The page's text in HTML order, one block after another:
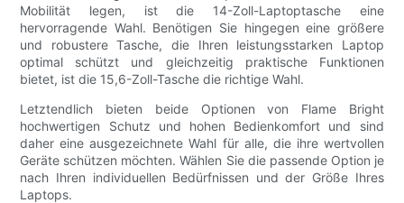
Mobilität legen, ist die 14-Zoll-Laptoptasche eine
hervorragende Wahl. Benötigen Sie hingegen eine größere
und robustere Tasche, die Ihren leistungsstarken Laptop
optimal schützt und gleichzeitig praktische Funktionen
bietet, ist die 15,6-Zoll-Tasche die richtige Wahl.
Letztendlich bieten beide Optionen von Flame Bright
hochwertigen Schutz und hohen Bedienkomfort und sind
daher eine ausgezeichnete Wahl für alle, die ihre wertvollen
Geräte schützen möchten. Wählen Sie die passende Option je
nach Ihren individuellen Bedürfnissen und der Größe Ihres
Laptops.